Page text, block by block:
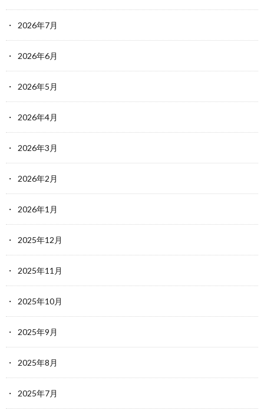
2026年7月
2026年6月
2026年5月
2026年4月
2026年3月
2026年2月
2026年1月
2025年12月
2025年11月
2025年10月
2025年9月
2025年8月
2025年7月